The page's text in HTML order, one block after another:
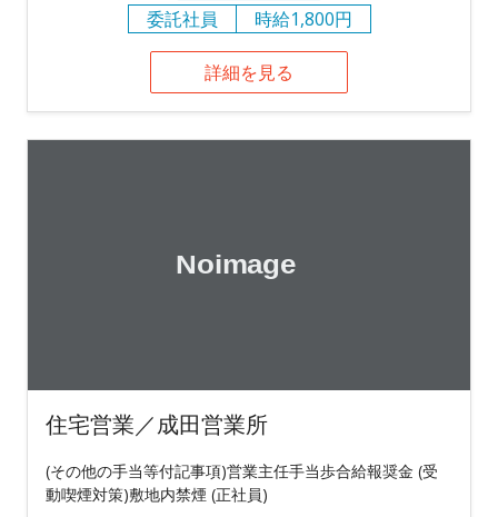
委託社員
時給1,800円
詳細を見る
住宅営業／成田営業所
(その他の手当等付記事項)営業主任手当歩合給報奨金 (受
動喫煙対策)敷地内禁煙 (正社員)